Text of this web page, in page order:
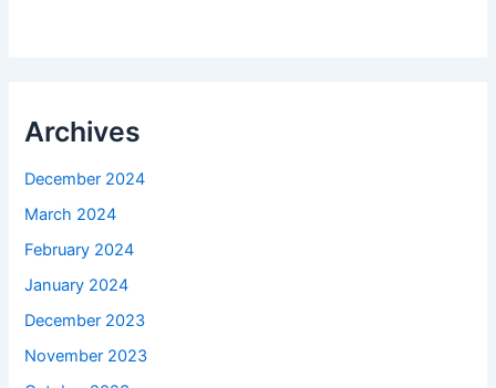
Archives
December 2024
March 2024
February 2024
January 2024
December 2023
November 2023